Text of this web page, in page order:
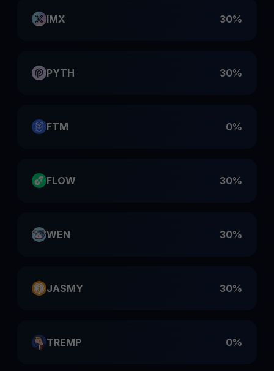
IMX 30%
PYTH 30%
FTM 0%
FLOW 30%
WEN 30%
JASMY 30%
TREMP 0%